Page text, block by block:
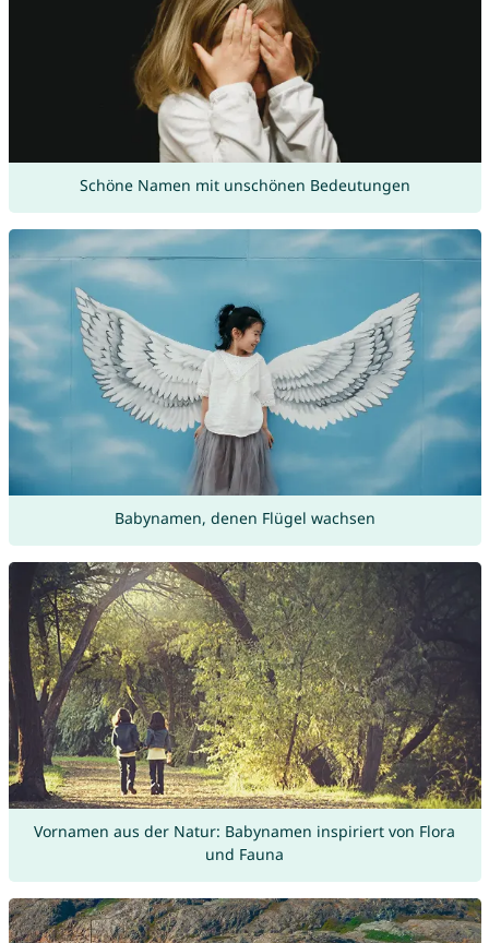
Schöne Namen mit unschönen Bedeutungen
Babynamen, denen Flügel wachsen
Vornamen aus der Natur: Babynamen inspiriert von Flora
und Fauna